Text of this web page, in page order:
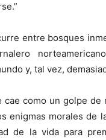
entre bosques
y, tal vez,
cae como un golpe de
enigmas morales de
de la vida para